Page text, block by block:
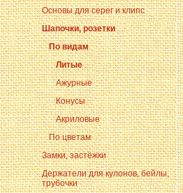
Основы для серег и клипс
Шапочки, розетки
По видам
Литые
Ажурные
Конусы
Акриловые
По цветам
Замки, застёжки
Держатели для кулонов, бейлы,
трубочки